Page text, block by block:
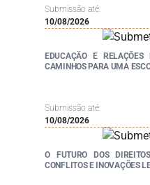
Submissão até:
10/08/2026
EDUCAÇÃO E RELAÇÕES
CAMINHOS PARA UMA
Submissão até:
10/08/2026
O FUTURO DOS
CONFLITOS E INOVAÇÕES